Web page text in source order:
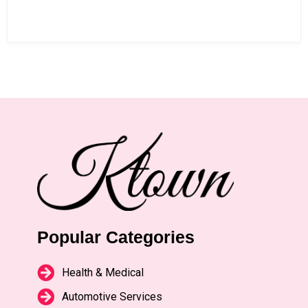
Popular Categories
Health & Medical
Automotive Services